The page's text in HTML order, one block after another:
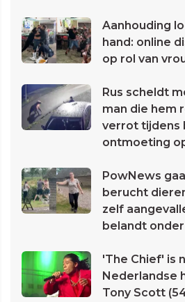
Aanhouding
hand: online
op rol van
Rus scheldt
man die hem
verrot tijdens
ontmoeting
PowNews
berucht
zelf
belandt
'The Chief' is
Nederlandse
Tony Scott